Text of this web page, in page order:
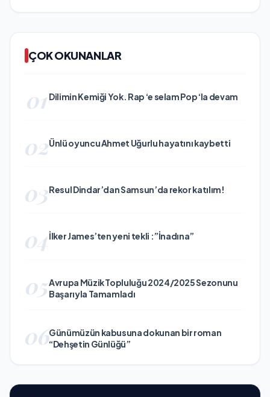
ÇOK OKUNANLAR
01 Dilimin Kemiği Yok. Rap ‘e selam Pop ‘la devam
02Ünlü oyuncu Ahmet Uğurlu hayatını kaybetti
03Resul Dindar’dan Samsun’da rekor katılım!
04İlker James’ten yeni tekli :”İnadına”
05Avrupa Müzik Topluluğu 2024/2025 Sezonunu
Başarıyla Tamamladı
06Günümüzün kabusuna dokunan bir roman
“Dehşetin Günlüğü”